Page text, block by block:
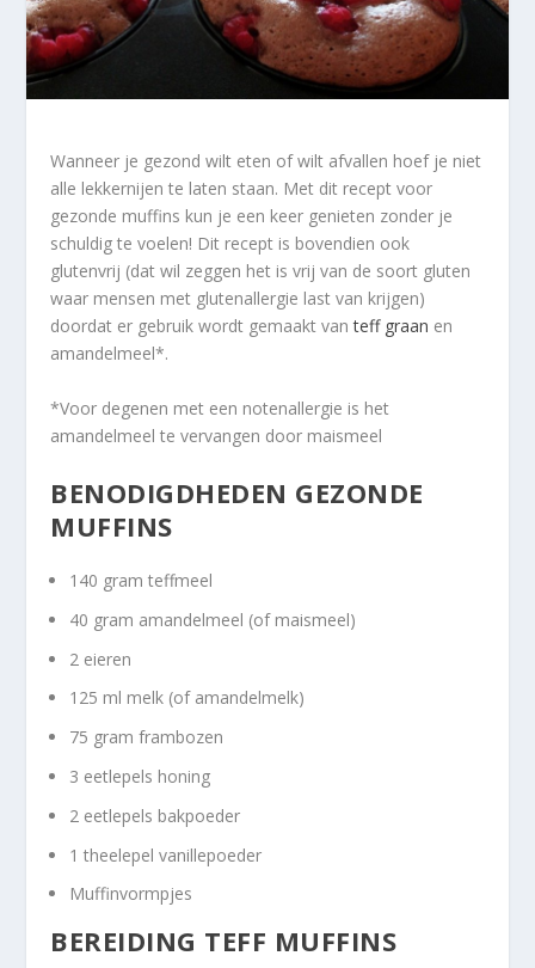
Wanneer je gezond wilt eten of wilt afvallen hoef je niet
alle lekkernijen te laten staan. Met dit recept voor
gezonde muffins kun je een keer genieten zonder je
schuldig te voelen! Dit recept is bovendien ook
glutenvrij (dat wil zeggen het is vrij van de soort gluten
waar mensen met glutenallergie last van krijgen)
doordat er gebruik wordt gemaakt vanteff graan en
amandelmeel*.
*Voor degenen met een notenallergie is het
amandelmeel te vervangen door maismeel
BENODIGDHEDEN GEZONDE
MUFFINS
140 gram teffmeel
40 gram amandelmeel (of maismeel)
2 eieren
125 ml melk (of amandelmelk)
75 gram frambozen
3 eetlepels honing
2 eetlepels bakpoeder
1 theelepel vanillepoeder
Muffinvormpjes
BEREIDING TEFF MUFFINS